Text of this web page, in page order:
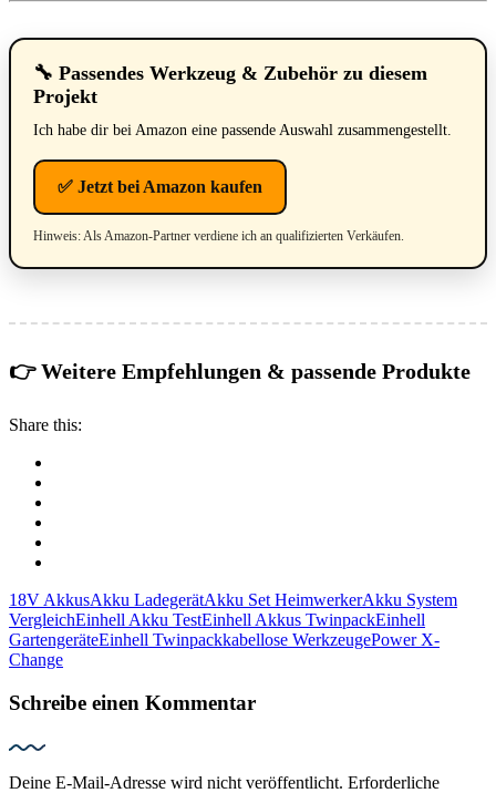
🔧 Passendes Werkzeug & Zubehör zu diesem
Projekt
Ich habe dir bei Amazon eine passende Auswahl zusammengestellt.
✅ Jetzt bei Amazon kaufen
Hinweis: Als Amazon-Partner verdiene ich an qualifizierten Verkäufen.
👉 Weitere Empfehlungen & passende Produkte
Share this:
18V AkkusAkku LadegerätAkku Set HeimwerkerAkku System
VergleichEinhell Akku TestEinhell Akkus TwinpackEinhell
GartengeräteEinhell Twinpackkabellose WerkzeugePower X-
Change
Schreibe einen Kommentar
Deine E-Mail-Adresse wird nicht veröffentlicht. Erforderliche